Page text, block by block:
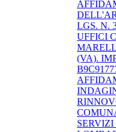
LGS. N.
UFFICI
(VA).